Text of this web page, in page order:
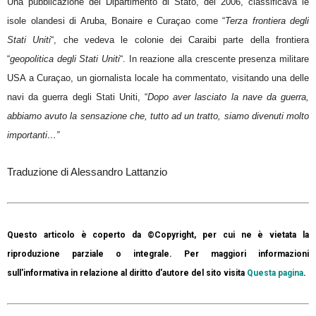
isole olandesi di Aruba, Bonaire e Curaçao come “Terza frontiera degli
Stati Uniti“, che vedeva le colonie dei Caraibi parte della frontiera
“geopolitica degli Stati Uniti“. In reazione alla crescente presenza militare
USA a Curaçao, un giornalista locale ha commentato, visitando una delle
navi da guerra degli Stati Uniti, “Dopo aver lasciato la nave da guerra,
abbiamo avuto la sensazione che, tutto ad un tratto, siamo divenuti molto
importanti…”
Traduzione di Alessandro Lattanzio
Questo articolo è coperto da ©Copyright, per cui ne è vietata la
riproduzione parziale o integrale. Per maggiori informazioni
sull'informativa in relazione al diritto d'autore del sito visita Questa pagina.